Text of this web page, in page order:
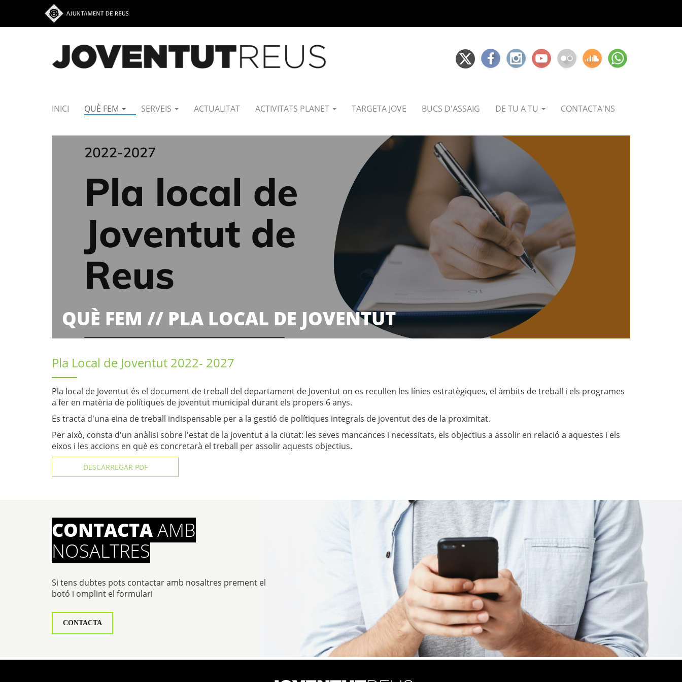
Vés al contingut
INICI QUÈ FEM SERVEIS ACTUALITAT ACTIVITATS PLANET TARGETA JOVE BUCS D'ASSAIG DE TU A TU CONTACTA'NS
QUÈ FEM // PLA LOCAL DE JOVENTUT
QUÈ FEM // PLA LOCAL DE JOVENTUT
Pla Local de Joventut 2022- 2027
Pla local de Joventut és el document de treball del departament de Joventut on es recullen les línies estratègiques, el àmbits de treball i els programes
a fer en matèria de polítiques de joventut municipal durant els propers 6 anys.
Es tracta d'una eina de treball indispensable per a la gestió de polítiques integrals de joventut des de la proximitat.
Per això, consta d'un anàlisi sobre l'estat de la joventut a la ciutat: les seves mancances i necessitats, els objectius a assolir en relació a aquestes i els
eixos i les accions en què es concretarà el treball per assolir aquests objectius.
DESCARREGAR PDF
CONTACTAAMB
NOSALTRES
Si tens dubtes pots contactar amb nosaltres prement el
botó i omplint el formulari
CONTACTA